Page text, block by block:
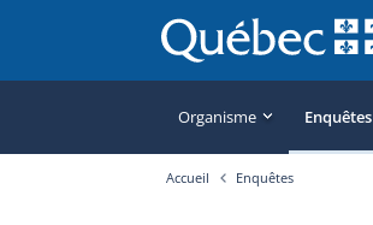
Organisme Enquêtes
Accueil Enquêtes